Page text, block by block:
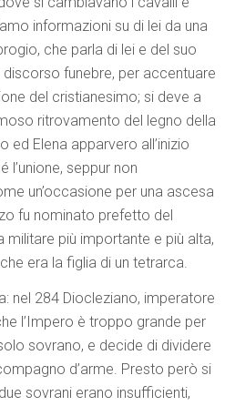
informazioni su di lei da una
che parla di lei e del suo
funebre, per accentuare
del cristianesimo; si deve a
ritrovamento del legno della
ed Elena apparvero all’inizio
l’unione, seppur non
un’occasione per una ascesa
fu nominato prefetto del
militare più importante e più alta,
era la figlia di un tetrarca.
nel 284 Diocleziano, imperatore
l’Impero è troppo grande per
sovrano, e decide di dividere
d’arme. Presto però si
sovrani erano insufficienti,